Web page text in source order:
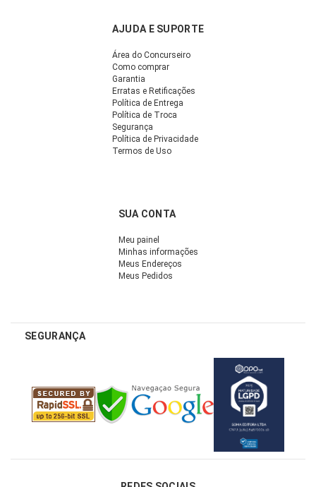
AJUDA E SUPORTE
Área do Concurseiro
Como comprar
Garantia
Erratas e Retificações
Política de Entrega
Política de Troca
Segurança
Política de Privacidade
Termos de Uso
SUA CONTA
Meu painel
Minhas informações
Meus Endereços
Meus Pedidos
SEGURANÇA